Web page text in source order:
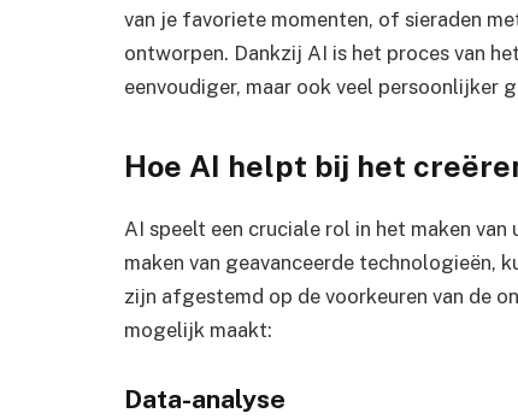
van je favoriete momenten, of sieraden
ontworpen. Dankzij AI is het proces van
eenvoudiger, maar ook veel persoonlijker
Hoe AI helpt bij het
AI speelt een cruciale rol in het maken
maken van geavanceerde technologieën,
zijn afgestemd op de voorkeuren van de
mogelijk maakt:
Data-analyse